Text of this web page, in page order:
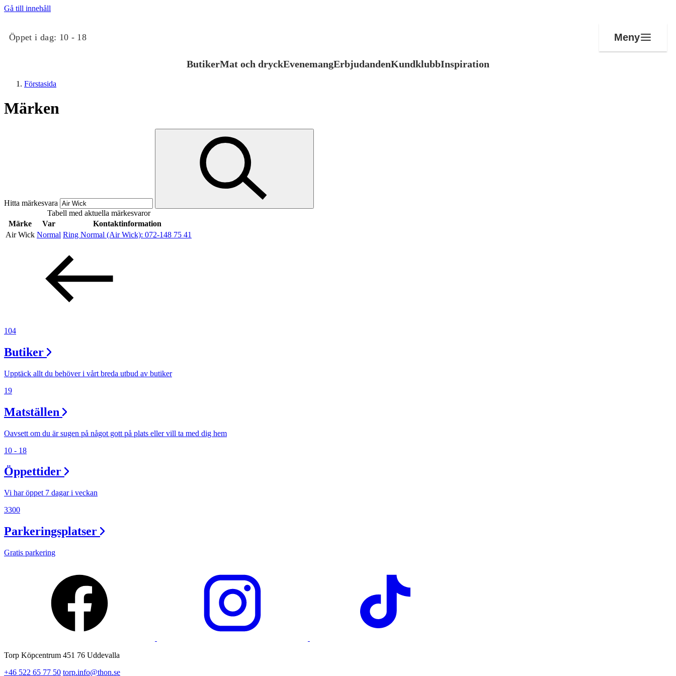
Gå till innehåll
Öppet i dag: 10 - 18 Meny
ButikerMat och dryckEvenemangErbjudandenKundklubbInspiration
Mat och dryck
Evenemang
Erbjudanden
Kundklubb
Sök
Öppettider
Praktisk information
Magasin
Presentkort
Förstasida
Märken
Hitta märkesvara
Tabell med aktuella märkesvaror
Märke
Var
Kontaktinformation
Air Wick Normal Ring Normal (Air Wick): 072-148 75 41
104
Butiker
Upptäck allt du behöver i vårt breda utbud av butiker
19
Matställen
Oavsett om du är sugen på något gott på plats eller vill ta med dig hem
10 - 18
Öppettider
Vi har öppet 7 dagar i veckan
3300
Parkeringsplatser
Gratis parkering
Torp Köpcentrum 451 76 Uddevalla
+46 522 65 77 50 torp.info@thon.se